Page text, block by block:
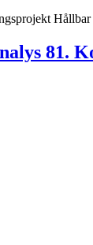
Hållbar
81.